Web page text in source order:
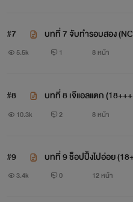
usernameเท่านั้น
กรุ๊ปเท่านั้น ซึ่งแต่ละ Group จะ
3. ในแต่ละ Group คุณ
ได้
#7
บทที่ 7 จับทำรอบสอง
+)
5.5k 1 8 หน้า
#8 บทที่ 8 เจ๊แอลแตก
10.3k 2 8 หน้า
#9 บทที่ 9 ช็อปปิ้งไปอ่อย
3.4k 0 12 หน้า